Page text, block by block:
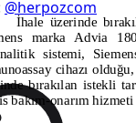
@herpozcom
İhale üzerinde
marka Advia
sistemi,
cihazı
bırakılan istekli
bakım-onarım